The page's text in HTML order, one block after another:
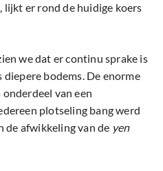
lijkt er rond de huidige koers
we dat er continu sprake is
diepere bodems. De enorme
van een
plotseling bang werd
de afwikkeling van de yen